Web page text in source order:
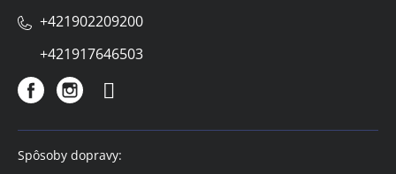
+421902209200
+421917646503
Spôsoby dopravy: